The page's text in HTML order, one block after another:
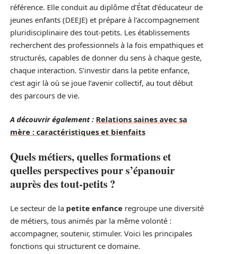
référence. Elle conduit au diplôme d’État d’éducateur de
jeunes enfants (DEEJE) et prépare à l’accompagnement
pluridisciplinaire des tout-petits. Les établissements
recherchent des professionnels à la fois empathiques et
structurés, capables de donner du sens à chaque geste,
chaque interaction. S’investir dans la petite enfance,
c’est agir là où se joue l’avenir collectif, au tout début
des parcours de vie.
A découvrir également : Relations saines avec sa
mère : caractéristiques et bienfaits
Quels métiers, quelles formations et
quelles perspectives pour s’épanouir
auprès des tout-petits ?
Le secteur de la petite enfance regroupe une diversité
de métiers, tous animés par la même volonté :
accompagner, soutenir, stimuler. Voici les principales
fonctions qui structurent ce domaine.